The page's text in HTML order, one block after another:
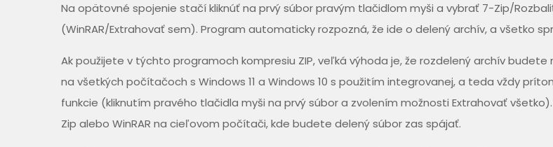
Na opätovné spojenie stačí kliknúť na prvý súbor pravým tlačidlom myši a vybrať 7-Zip/
(WinRAR/Extrahovať sem). Program automaticky rozpozná, že ide o delený archív, a všetko
Ak použijete v týchto programoch kompresiu ZIP, veľká výhoda je, že rozdelený archív
na všetkých počítačoch s Windows 11 a Windows 10 s použitím integrovanej, a teda vždy
funkcie (kliknutím pravého tlačidla myši na prvý súbor a zvolením možnosti Extrahovať
Zip alebo WinRAR na cieľovom počítači, kde budete delený súbor zas spájať.